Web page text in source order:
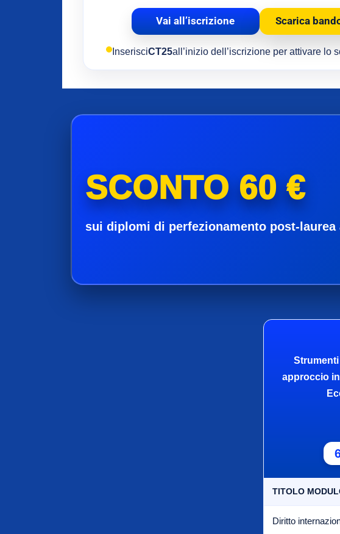
Vai all’iscrizione Scarica
InserisciCT25all’inizio dell’iscrizione per attivare lo
SCONTO 60 €
sui diplomi di perfezionamento post-laurea
approccio
TITOLO
Diritto